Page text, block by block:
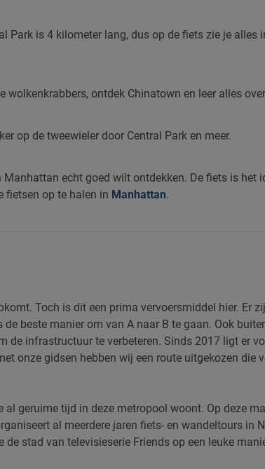
Park is 4 kilometer lang, dus op de fiets zie je alles
wolkenkrabbers, ontdek Chinatown en leer alles
op de tweewieler door Central Park en meer.
echt goed wilt ontdekken. De fiets is het
fietsen op te halen in Manhattan.
Toch is dit een prima vervoersmiddel hier. Er
beste manier om van A naar B te gaan. Ook
de infrastructuur te verbeteren. Sinds 2017 ligt er
onze gidsen hebben wij een route uitgekozen die
geruime tijd in deze metropool woont. Op deze
al meerdere jaren fiets- en wandeltours in
stad van televisieserie Friends op een leuke